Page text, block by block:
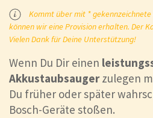
Kommt über mit * gekennzeichnete
können wir eine Provision erhalten. Der
Vielen Dank für Deine Unterstützung!
Wenn Du Dir einen
Akkustaubsaugerzulegen
Du früher oder später
Bosch-Geräte stoßen.